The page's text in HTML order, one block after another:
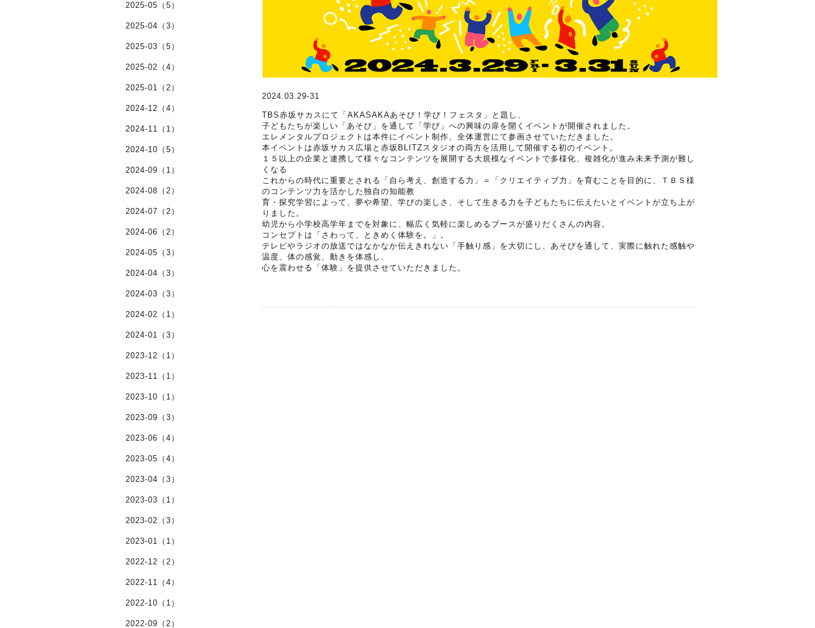
2024.03.29-31
TBS赤坂サカスにて「AKASAKAあそび！学び！フェスタ」と題し、
子どもたちが楽しい「あそび」を通して「学び」への興味の扉を開くイベントが開催されました。
エレメンタルプロジェクトは本件にイベント制作、全体運営にて参画させていただきました。
本イベントは赤坂サカス広場と赤坂BLITZスタジオの両方を活用して開催する初のイベント。
１５以上の企業と連携して様々なコンテンツを展開する大規模なイベントで多様化、複雑化が進み未来予測が難し
くなる
これからの時代に重要とされる「自ら考え、創造する力」＝「クリエイティブ力」を育むことを目的に、ＴＢＳ様
のコンテンツ力を活かした独自の知能教
育・探究学習によって、夢や希望、学びの楽しさ、そして生きる力を子どもたちに伝えたいとイベントが立ち上が
りました。
幼児から小学校高学年までを対象に、幅広く気軽に楽しめるブースが盛りだくさんの内容。
コンセプトは「さわって、ときめく体験を。」。
テレビやラジオの放送ではなかなか伝えきれない「手触り感」を大切にし、あそびを通して、実際に触れた感触や
温度、体の感覚、動きを体感し、
心を震わせる「体験」を提供させていただきました。
2025-05（5）
2025-04（3）
2025-03（5）
2025-02（4）
2025-01（2）
2024-12（4）
2024-11（1）
2024-10（5）
2024-09（1）
2024-08（2）
2024-07（2）
2024-06（2）
2024-05（3）
2024-04（3）
2024-03（3）
2024-02（1）
2024-01（3）
2023-12（1）
2023-11（1）
2023-10（1）
2023-09（3）
2023-06（4）
2023-05（4）
2023-04（3）
2023-03（1）
2023-02（3）
2023-01（1）
2022-12（2）
2022-11（4）
2022-10（1）
2022-09（2）